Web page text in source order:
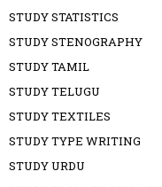
STUDY STATISTICS
STUDY STENOGRAPHY
STUDY TAMIL
STUDY TELUGU
STUDY TEXTILES
STUDY TYPE WRITING
STUDY URDU